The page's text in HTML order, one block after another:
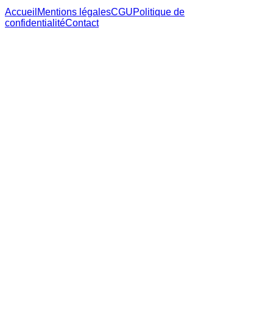
Accueil Mentions légalesCGUPolitique de
confidentialitéContact